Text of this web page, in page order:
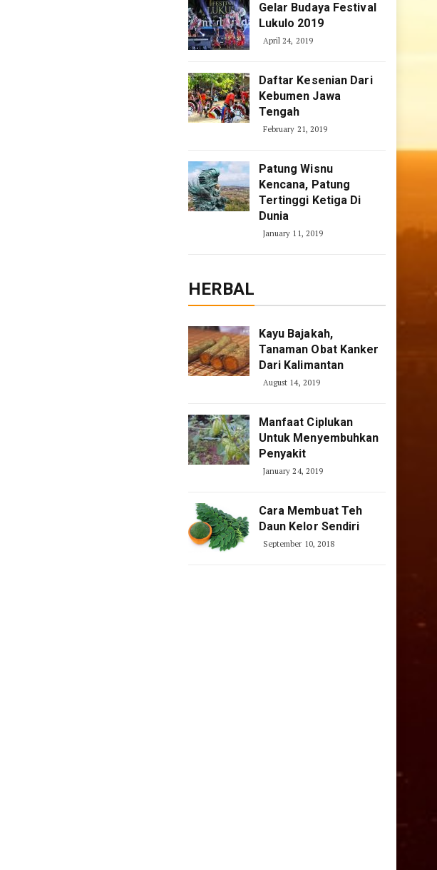
Gelar Budaya Festival
Lukulo 2019
April 24, 2019
Daftar Kesenian Dari
Kebumen Jawa
Tengah
February 21, 2019
Patung Wisnu
Kencana, Patung
Tertinggi Ketiga Di
Dunia
January 11, 2019
HERBAL
Kayu Bajakah,
Tanaman Obat Kanker
Dari Kalimantan
August 14, 2019
Manfaat Ciplukan
Untuk Menyembuhkan
Penyakit
January 24, 2019
Cara Membuat Teh
Daun Kelor Sendiri
September 10, 2018